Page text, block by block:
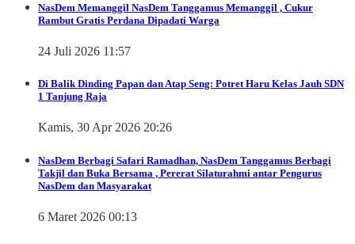
NasDem Memanggil NasDem Tanggamus Memanggil , Cukur
Rambut Gratis Perdana Dipadati Warga
24 Juli 2026 11:57
Di Balik Dinding Papan dan Atap Seng: Potret Haru Kelas Jauh SDN
1 Tanjung Raja
Kamis, 30 Apr 2026 20:26
NasDem Berbagi Safari Ramadhan, NasDem Tanggamus Berbagi
Takjil dan Buka Bersama , Pererat Silaturahmi antar Pengurus
NasDem dan Masyarakat
6 Maret 2026 00:13